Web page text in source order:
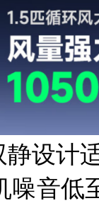
静设计
噪音低